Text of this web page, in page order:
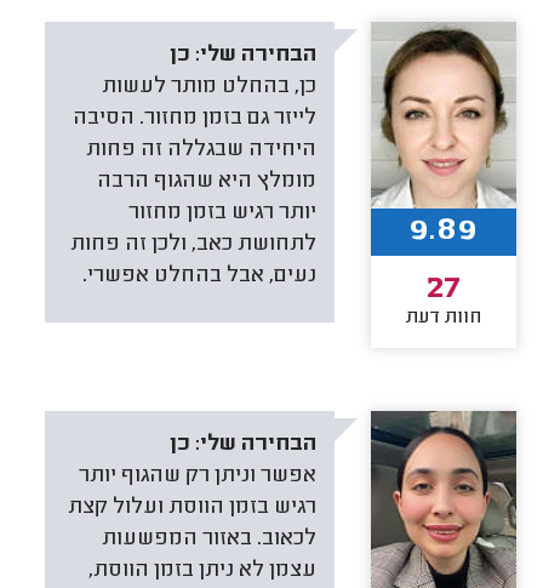
הבחירה שלי: כן
כן, בהחלט מותר לעשות
לייזר גם בזמן מחזור. הסיבה
היחידה שבגללה זה פחות
מומלץ היא שהגוף הרבה
יותר רגיש בזמן מחזור
לתחושת כאב, ולכן זה פחות
נעים, אבל בהחלט אפשרי.
9.89
27
חוות דעת
הבחירה שלי: כן
אפשר וניתן רק שהגוף יותר
רגיש בזמן הווסת ועלול קצת
לכאוב. באזור המפשעות
עצמן לא ניתן בזמן הווסת,